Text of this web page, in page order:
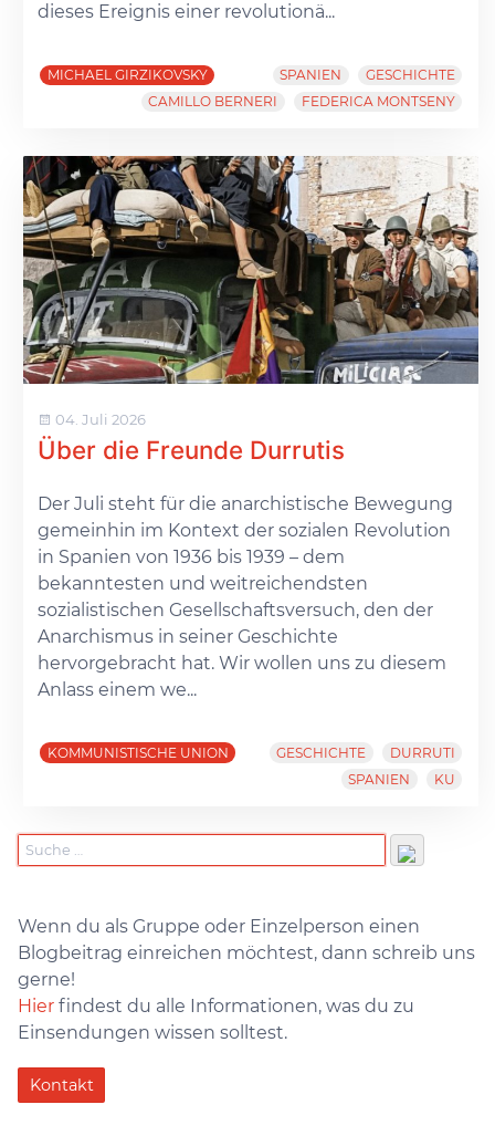
dieses Ereignis einer revolutionä...
MICHAEL GIRZIKOVSKY SPANIEN
GESCHICHTE
CAMILLO BERNERI
FEDERICA MONTSENY
04. Juli 2026
Über die Freunde Durrutis
Der Juli steht für die anarchistische Bewegung
gemeinhin im Kontext der sozialen Revolution
in Spanien von 1936 bis 1939 – dem
bekanntesten und weitreichendsten
sozialistischen Gesellschaftsversuch, den der
Anarchismus in seiner Geschichte
hervorgebracht hat. Wir wollen uns zu diesem
Anlass einem we...
KOMMUNISTISCHE UNION GESCHICHTE
DURRUTI
SPANIEN
KU
Wenn du als Gruppe oder Einzelperson einen
Blogbeitrag einreichen möchtest, dann schreib uns
gerne!
Hier findest du alle Informationen, was du zu
Einsendungen wissen solltest.
Kontakt